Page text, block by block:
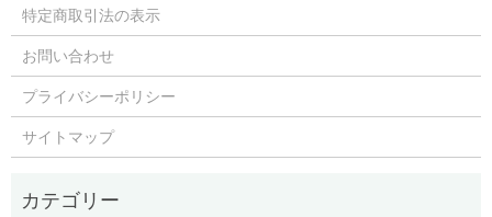
特定商取引法の表示
お問い合わせ
プライバシーポリシー
サイトマップ